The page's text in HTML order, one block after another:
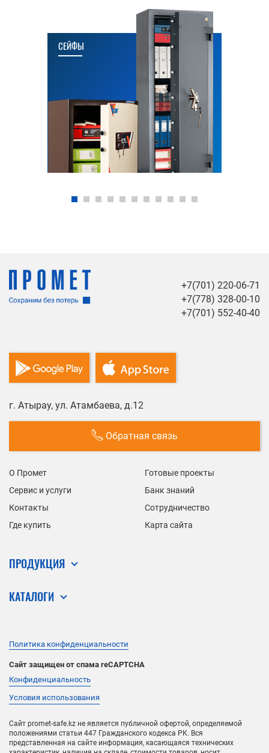
СЕЙФЫ
+7(701) 220-06-71
+7(778) 328-00-10
+7(701) 552-40-40
г. Атырау, ул. Атамбаева, д.12
Обратная связь
О Промет
Готовые проекты
Сервис и услуги
Банк знаний
Контакты
Сотрудничество
Где купить
Карта сайта
ПРОДУКЦИЯ
КАТАЛОГИ
Политика конфиденциальности
Сайт защищен от спама reCAPTCHA
Конфиденциальность
Условия использования
Сайт promet-safe.kz не является публичной офертой, определяемой
положениями статьи 447 Гражданского кодекса РК. Вся
представленная на сайте информация, касающаяся технических